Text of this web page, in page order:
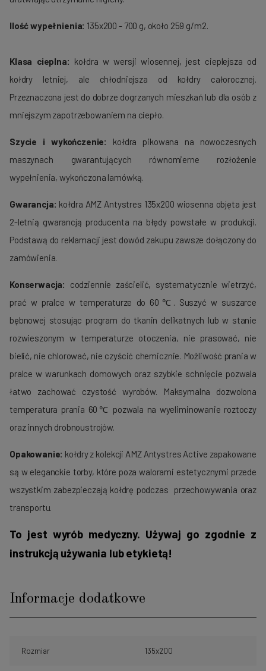
Ilość wypełnienia: 135x200 - 700 g, około 259 g/m2.
Klasa cieplna: kołdra w wersji wiosennej, jest cieplejsza od
kołdry letniej, ale chłodniejsza od kołdry całorocznej.
Przeznaczona jest do dobrze dogrzanych mieszkań lub dla osób z
mniejszym zapotrzebowaniem na ciepło.
Szycie i wykończenie: kołdra pikowana na nowoczesnych
maszynach gwarantujących równomierne rozłożenie
wypełnienia, wykończona lamówką.
Gwarancja: kołdra AMZ Antystres 135x200 wiosenna objęta jest
2-letnią gwarancją producenta na błędy powstałe w produkcji.
Podstawą do reklamacji jest dowód zakupu zawsze dołączony do
zamówienia.
Konserwacja:
codziennie zaścielić, systematycznie wietrzyć,
prać w pralce w temperaturze do 60℃. Suszyć w suszarce
bębnowej stosując program do tkanin delikatnych lub w stanie
rozwieszonym w temperaturze otoczenia, nie prasować, nie
bielić, nie chlorować, nie czyścić chemicznie. Możliwość prania w
pralce w warunkach domowych oraz szybkie schnięcie pozwala
łatwo zachować czystość wyrobów. Maksymalna dozwolona
temperatura prania 60℃ pozwala na wyeliminowanie roztoczy
oraz innych drobnoustrojów.
Opakowanie: kołdry z kolekcji AMZ Antystres Active zapakowane
są w eleganckie torby, które poza walorami estetycznymi przede
wszystkim zabezpieczają kołdrę podczas przechowywania oraz
transportu.
To jest wyrób medyczny. Używaj go zgodnie z
instrukcją używania lub etykietą!
Informacje dodatkowe
Rozmiar 135x200